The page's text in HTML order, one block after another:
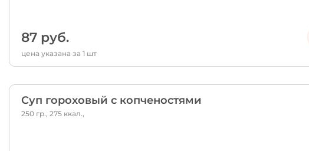
87 руб.
цена указана за 1 шт
Суп гороховый с копченостями
250 гр., 275 ккал.,